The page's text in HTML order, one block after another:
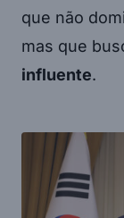
que não
mas que
influente.